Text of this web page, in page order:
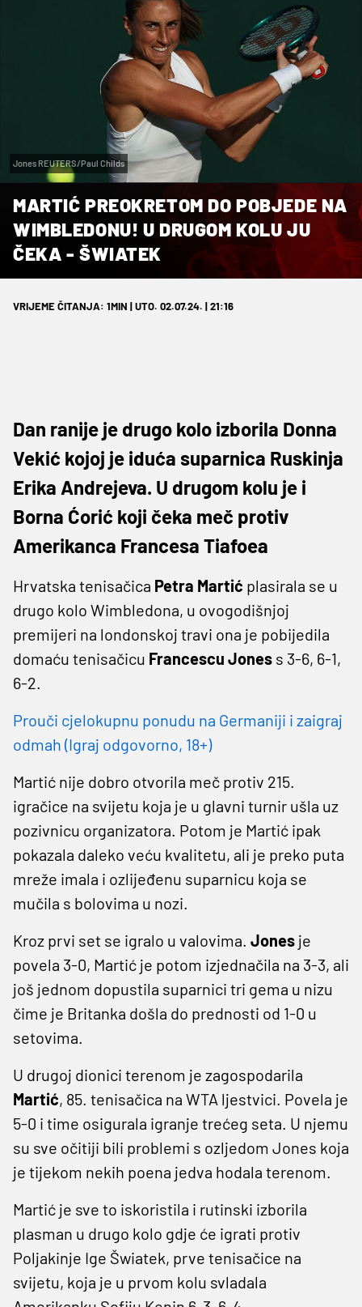
Jones REUTERS/Paul Childs
MARTIĆ PREOKRETOM DO POBJEDE NA
WIMBLEDONU! U DRUGOM KOLU JU
ČEKA - ŠWIATEK
VRIJEME ČITANJA: 1MIN | UTO. 02.07.24. | 21:16
Dan ranije je drugo kolo izborila Donna
Vekić kojoj je iduća suparnica Ruskinja
Erika Andrejeva. U drugom kolu je i
Borna Ćorić koji čeka meč protiv
Amerikanca Francesa Tiafoea
Hrvatska tenisačica Petra Martić plasirala se u
drugo kolo Wimbledona, u ovogodišnjoj
premijeri na londonskoj travi ona je pobijedila
domaću tenisačicu Francescu Jones s 3-6, 6-1,
6-2.
Prouči cjelokupnu ponudu na Germaniji i zaigraj
odmah (Igraj odgovorno, 18+)
Martić nije dobro otvorila meč protiv 215.
igračice na svijetu koja je u glavni turnir ušla uz
pozivnicu organizatora. Potom je Martić ipak
pokazala daleko veću kvalitetu, ali je preko puta
mreže imala i ozlijeđenu suparnicu koja se
mučila s bolovima u nozi.
Kroz prvi set se igralo u valovima. Jones je
povela 3-0, Martić je potom izjednačila na 3-3, ali
još jednom dopustila suparnici tri gema u nizu
čime je Britanka došla do prednosti od 1-0 u
setovima.
U drugoj dionici terenom je zagospodarila
Martić, 85. tenisačica na WTA ljestvici. Povela je
5-0 i time osigurala igranje trećeg seta. U njemu
su sve očitiji bili problemi s ozljedom Jones koja
je tijekom nekih poena jedva hodala terenom.
Martić je sve to iskoristila i rutinski izborila
plasman u drugo kolo gdje će igrati protiv
Poljakinje Ige Šwiatek, prve tenisačice na
svijetu, koja je u prvom kolu svladala